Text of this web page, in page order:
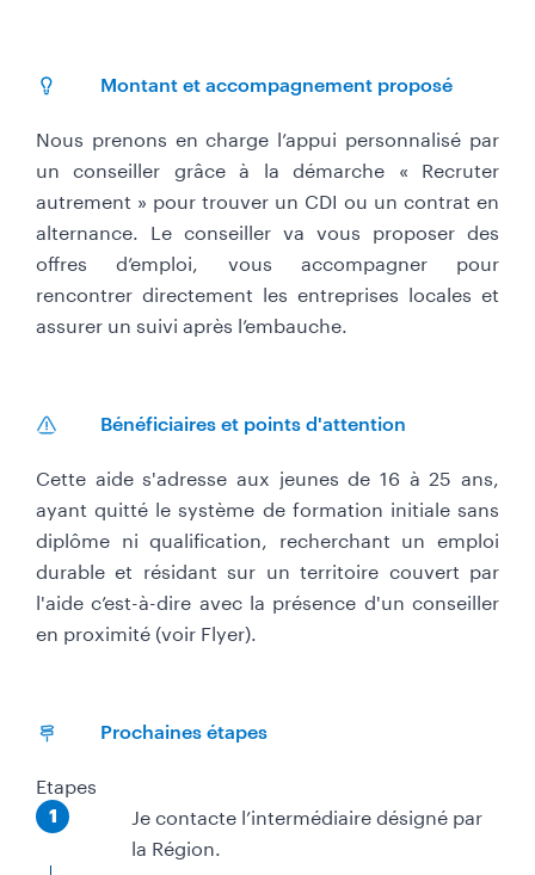
Montant et accompagnement proposé
Nous prenons en charge l’appui personnalisé par
un conseiller grâce à la démarche « Recruter
autrement » pour trouver un CDI ou un contrat en
alternance. Le conseiller va vous proposer des
offres d’emploi, vous accompagner pour
rencontrer directement les entreprises locales et
assurer un suivi après l’embauche.
Bénéficiaires et points d'attention
Cette aide s'adresse aux jeunes de 16 à 25 ans,
ayant quitté le système de formation initiale sans
diplôme ni qualification, recherchant un emploi
durable et résidant sur un territoire couvert par
l'aide c’est-à-dire avec la présence d'un conseiller
en proximité (voir Flyer).
Prochaines étapes
Etapes
É 1
Je contacte l’intermédiaire désigné par
la Région.